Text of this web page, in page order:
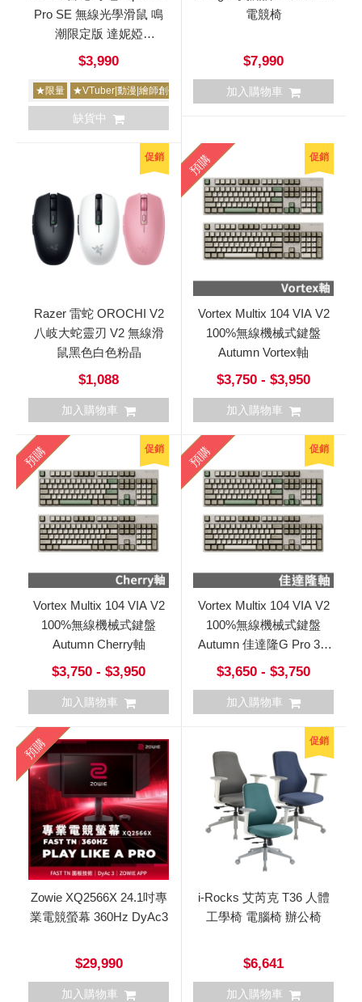
Pro SE 無線光學滑鼠 鳴
潮限定版 達妮婭
Wuthering Waves
$3,990
★限量 ★VTuber|動漫|繪師創作
缺貨中
電競椅
$7,990
加入購物車
促銷
Razer 雷蛇 OROCHI V2
八岐大蛇靈刃 V2 無線滑
鼠黑色白色粉晶
$1,088
加入購物車
預購 促銷
Vortex Multix 104 VIA V2
100%無線機械式鍵盤
Autumn Vortex軸
$3,750 - $3,950
加入購物車
預購 促銷
Vortex Multix 104 VIA V2
100%無線機械式鍵盤
Autumn Cherry軸
$3,750 - $3,950
加入購物車
預購 促銷
Vortex Multix 104 VIA V2
100%無線機械式鍵盤
Autumn 佳達隆G Pro 3.0
$3,650 - $3,750
加入購物車
預購
Zowie XQ2566X 24.1吋專
業電競螢幕 360Hz DyAc3
$29,990
加入購物車
促銷
i-Rocks 艾芮克 T36 人體
工學椅 電腦椅 辦公椅
$6,641
加入購物車